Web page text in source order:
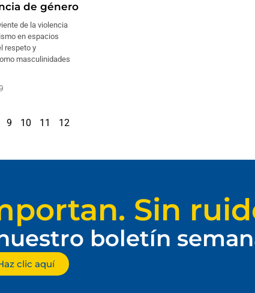
de género
de la violencia
en espacios
respeto y
masculinidades
9 10 11 12
Sin
boletín
clic aquí